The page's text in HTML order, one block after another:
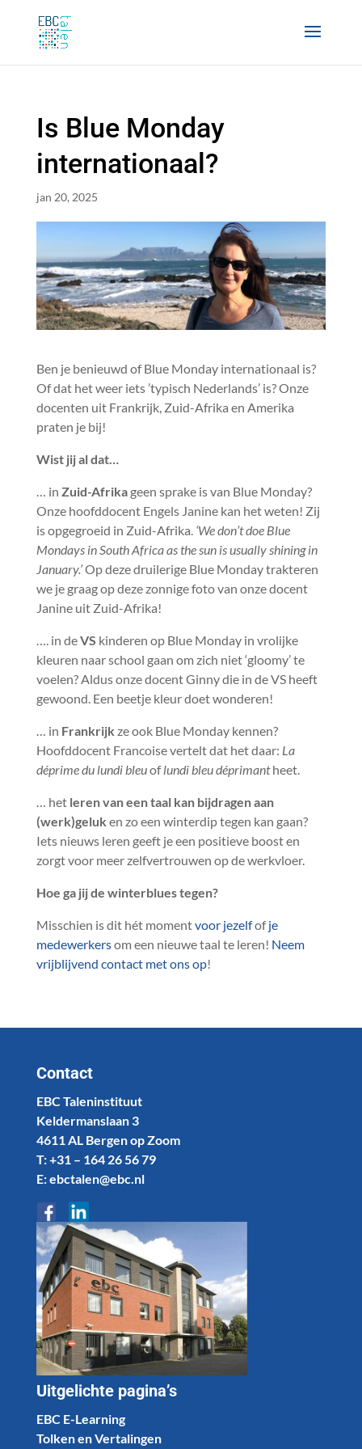
Is Blue Monday
internationaal?
jan 20, 2025
Ben je benieuwd of Blue Monday internationaal is?
Of dat het weer iets ’typisch Nederlands’ is? Onze
docenten uit Frankrijk, Zuid-Afrika en Amerika
praten je bij!
Wist jij al dat…
… in Zuid-Afrika geen sprake is van Blue Monday?
Onze hoofddocent Engels Janine kan het weten! Zij
is opgegroeid in Zuid-Afrika. ‘We don’t doe Blue
Mondays in South Africa as the sun is usually shining in
January.’Op deze druilerige Blue Monday trakteren
we je graag op deze zonnige foto van onze docent
Janine uit Zuid-Afrika!
…. in deVS kinderen op Blue Monday in vrolijke
kleuren naar school gaan om zich niet ‘gloomy’ te
voelen? Aldus onze docent Ginny die in de VS heeft
gewoond. Een beetje kleur doet wonderen!
… in Frankrijk ze ook Blue Monday kennen?
Hoofddocent Francoise vertelt dat het daar: La
déprime du lundi bleuoflundi bleu déprimantheet.
… het leren van een taal kan bijdragen aan
(werk)geluk en zo een winterdip tegen kan gaan?
Iets nieuws leren geeft je een positieve boost en
zorgt voor meer zelfvertrouwen op de werkvloer.
Hoe ga jij de winterblues tegen?
Misschien is dit hét momentvoor jezelfofje
medewerkersom een nieuwe taal te leren! Neem
vrijblijvend contact met ons op!
Contact
EBC Taleninstituut
Keldermanslaan 3
4611 AL Bergen op Zoom
T: +31 – 164 26 56 79
E: ebctalen@ebc.nl
Uitgelichte pagina’s
EBC E-Learning
Tolken en Vertalingen